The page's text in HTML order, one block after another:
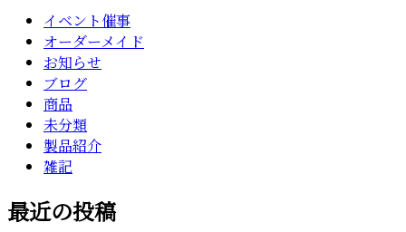
イベント催事
オーダーメイド
お知らせ
ブログ
商品
未分類
製品紹介
雑記
最近の投稿